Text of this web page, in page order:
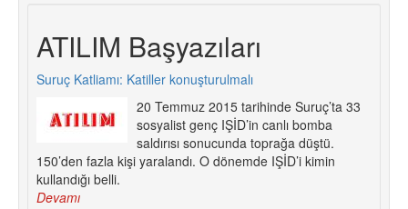
ATILIM Başyazıları
Suruç Katliamı: Katiller konuşturulmalı
20 Temmuz 2015 tarihinde Suruç’ta 33
sosyalist genç IŞİD’in canlı bomba
saldırısı sonucunda toprağa düştü.
150’den fazla kişi yaralandı. O dönemde IŞİD’i kimin
kullandığı belli.
Devamı